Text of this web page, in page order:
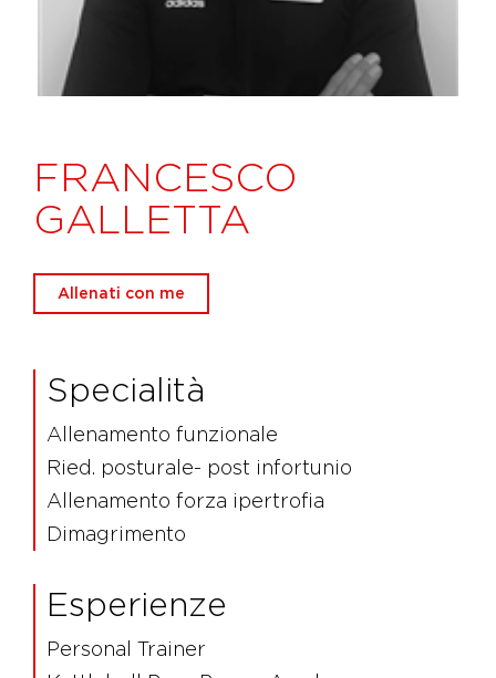
FRANCESCO
GALLETTA
Allenati con me
Specialità
Allenamento funzionale
Ried. posturale- post infortunio
Allenamento forza ipertrofia
Dimagrimento
Esperienze
Personal Trainer